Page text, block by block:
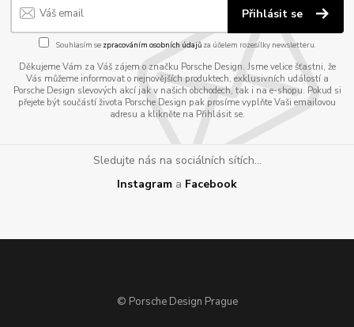
Přihlásit se
Souhlasím se zpracováním osobních údajůza účelem rozesílky newsletteru.
Děkujeme Vám za Váš zájem o značku Porsche Design. Jsme velice šťastni, že
Vás můžeme informovat o nejnovějších produktech, exklusivních událostí a
Porsche Design slevových akcí jak v našich obchodech, tak i na e-shopu. Pokud si
přejete být součástí života Porsche Design pak prosíme vyplňte Vaši emailovou
adresu a klikněte na Přihlásit se.
Sledujte nás na sociálních sítích...
Instagram a Facebook
© Porsche Design Prague